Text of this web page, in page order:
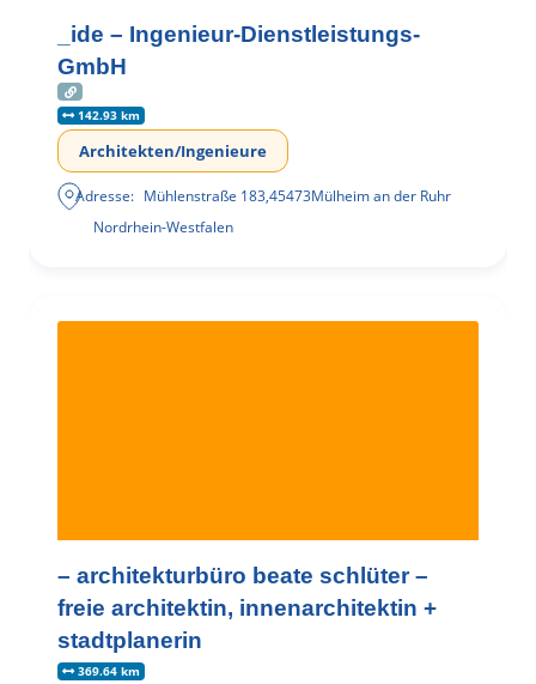
_ide – Ingenieur-Dienstleistungs-
GmbH
142.93 km
Architekten/Ingenieure
Adresse: Mühlenstraße 183,45473Mülheim an der Ruhr
Nordrhein-Westfalen
– architekturbüro beate schlüter –
freie architektin, innenarchitektin +
stadtplanerin
369.64 km